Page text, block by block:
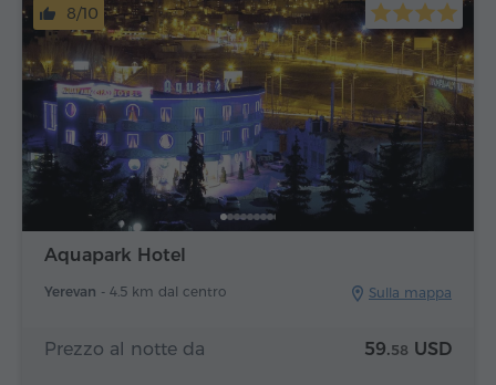
Aquapark Hotel
Yerevan - 4.5 km dal centro Sulla mappa
8/10
Prezzo al notte da 59.58 USD